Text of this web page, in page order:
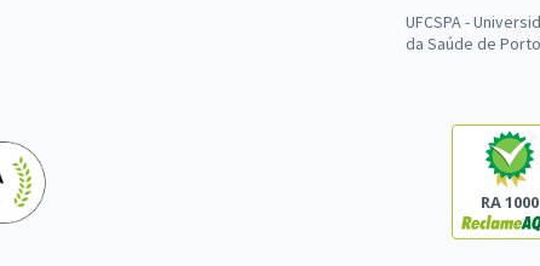
UFCSPA -
da Saúde de
RA 1000